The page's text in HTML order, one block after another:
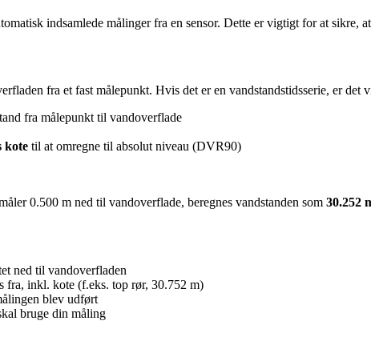
indsamlede målinger fra en sensor. Dette er vigtigt for at sikre,
fra et fast målepunkt. Hvis det er en vandstandstidsserie, er
fra målepunkt til vandoverflade
kote til at omregne til absolut niveau (DVR90)
0.500 m ned til vandoverflade, beregnes vandstanden som 30.252
ned til vandoverfladen
fra, inkl. kote (f.eks. top rør, 30.752 m)
blev udført
bruge din måling